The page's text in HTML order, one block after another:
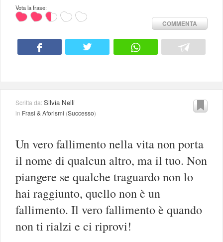
Vota la frase:
COMMENTA
Scritta da:Silvia Nelli
in Frasi & Aforismi (Successo)
Un vero fallimento nella vita non porta
il nome di qualcun altro, ma il tuo. Non
piangere se qualche traguardo non lo
hai raggiunto, quello non è un
fallimento. Il vero fallimento è quando
non ti rialzi e ci riprovi!